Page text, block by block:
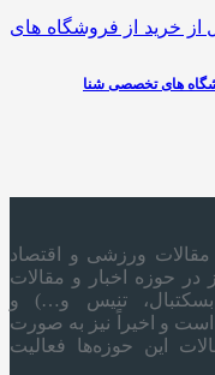
های تخصصی شنا
ورزشی و اقتصاد
متمرکز در حوزه اخبار و مقالات
بسکتبال، تنیس و…) و
است و اخیراً نیز به صورت
این حوزه‌ها فعالیت